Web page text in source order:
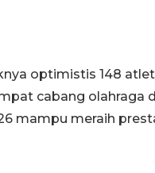
optimistis 148
cabang olahraga
mampu meraih